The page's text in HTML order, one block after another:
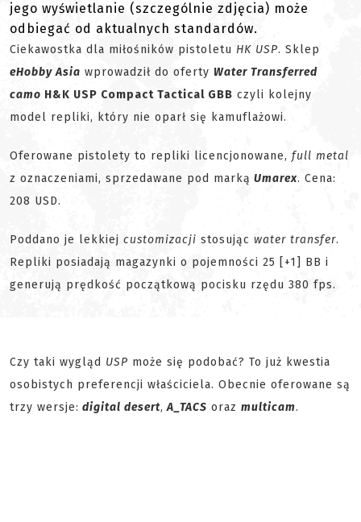
jego wyświetlanie (szczególnie zdjęcia) może
odbiegać od aktualnych standardów.
Ciekawostka dla miłośników pistoletu HK USP. Sklep
eHobby Asia wprowadził do oferty Water Transferred
camo H&K USP Compact Tactical GBB czyli kolejny
model repliki, który nie oparł się kamuflażowi.
Oferowane pistolety to repliki licencjonowane, full metal
z oznaczeniami, sprzedawane pod marką Umarex. Cena:
208 USD.
Poddano je lekkiej customizacji stosując water transfer.
Repliki posiadają magazynki o pojemności 25 [+1] BB i
generują prędkość początkową pocisku rzędu 380 fps.
Czy taki wygląd USP może się podobać? To już kwestia
osobistych preferencji właściciela. Obecnie oferowane są
trzy wersje: digital desert, A_TACS oraz multicam.